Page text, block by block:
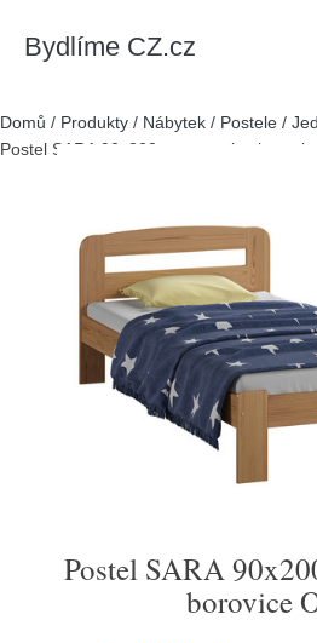
Bydlíme CZ.cz
Domů / Produkty / Nábytek / Postele /
Postel SARA 90x200cm z masivu
Postel SARA
borovice